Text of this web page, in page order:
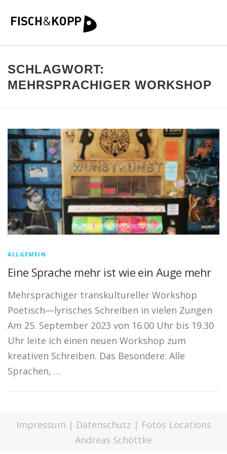
SCHLAGWORT:
MEHRSPRACHIGER WORKSHOP
ALLGEMEIN
Eine Sprache mehr ist wie ein Auge mehr
Mehrsprachiger transkultureller Workshop
Poetisch—lyrisches Schreiben in vielen Zungen
Am 25. September 2023 von 16.00 Uhr bis 19.30
Uhr leite ich einen neuen Workshop zum
kreativen Schreiben. Das Besondere: Alle
Sprachen, …
Impressum | Datenschutz | Fotos Locations
Andreas Schöttke